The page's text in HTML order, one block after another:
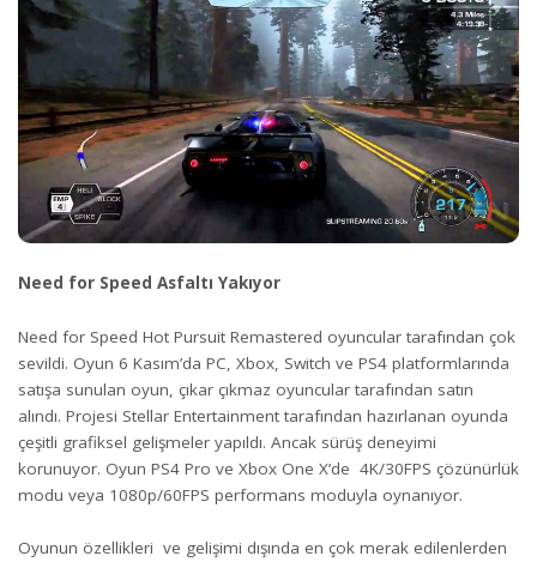
Need for Speed Asfaltı Yakıyor
Need for Speed Hot Pursuit Remastered oyuncular tarafından çok
sevildi. Oyun 6 Kasım’da PC, Xbox, Switch ve PS4 platformlarında
satışa sunulan oyun, çıkar çıkmaz oyuncular tarafından satın
alındı. Projesi Stellar Entertainment tarafından hazırlanan oyunda
çeşitli grafiksel gelişmeler yapıldı. Ancak sürüş deneyimi
korunuyor. Oyun PS4 Pro ve Xbox One X’de 4K/30FPS çözünürlük
modu veya 1080p/60FPS performans moduyla oynanıyor.
Oyunun özellikleri ve gelişimi dışında en çok merak edilenlerden